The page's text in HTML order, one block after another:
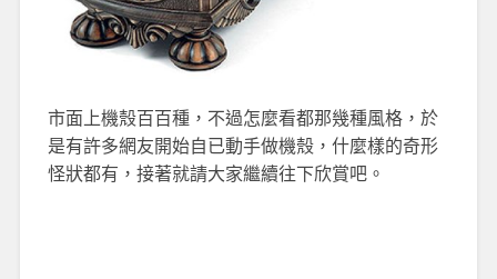
市面上機殼百百種，不過怎麼看都那幾種風格，於
是有許多網友開始自已動手做機殼，什麼樣的奇形
怪狀都有，接著就請大家繼續往下欣賞吧。